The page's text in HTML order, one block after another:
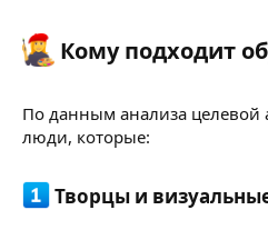
Кому подходит
По данным анализа целевой
люди, которые:
Творцы и